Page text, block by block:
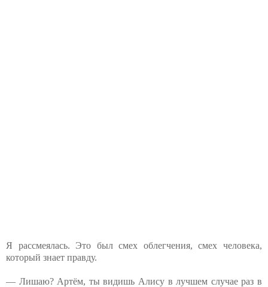
Я рассмеялась. Это был смех облегчения, смех человека,
который знает правду.
— Лишаю? Артём, ты видишь Алису в лучшем случае раз в